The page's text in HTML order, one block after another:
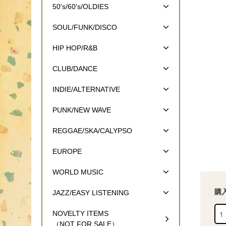
購
50's/60's/OLDIES
SOUL/FUNK/DISCO
HIP HOP/R&B
CLUB/DANCE
INDIE/ALTERNATIVE
PUNK/NEW WAVE
REGGAE/SKA/CALYPSO
EUROPE
WORLD MUSIC
JAZZ/EASY LISTENING
NOVELTY ITEMS
（NOT FOR SALE）